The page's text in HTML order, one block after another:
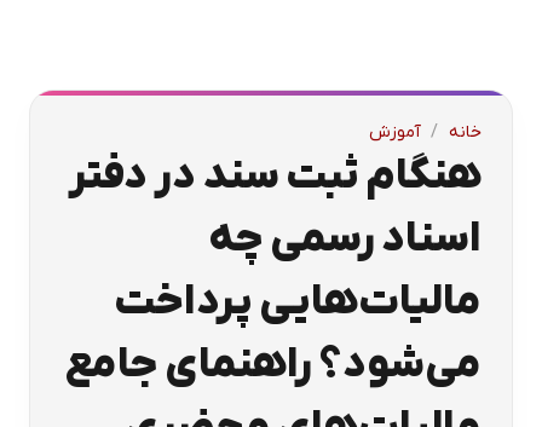
خانه / آموزش
هنگام ثبت سند در دفتر
اسناد رسمی چه
مالیات‌هایی پرداخت
می‌شود؟ راهنمای جامع